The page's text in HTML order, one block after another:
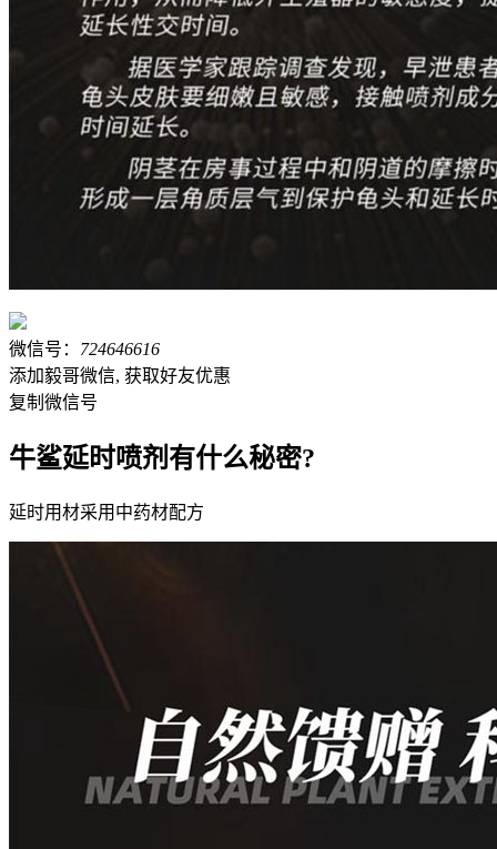
微信号： 724646616
添加毅哥微信, 获取好友优惠
复制微信号
牛鲨延时喷剂有什么秘密?
延时用材采用中药材配方